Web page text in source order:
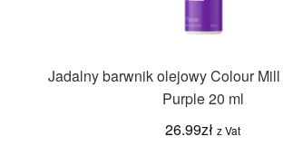
Jadalny barwnik olejowy Colour
Purple 20 ml
26.99zł z Vat